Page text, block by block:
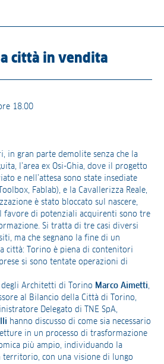
città in vendita
18.00
in gran parte demolite senza che la
l’area ex Osi-Ghia, dove il progetto
e nell’attesa sono state insediate
Fablab), e la Cavallerizza Reale,
è stato bloccato sul nascere,
favore di potenziali acquirenti sono tre
Si tratta di tre casi diversi
ma che segnano la fine di un
città: Torino è piena di contenitori
si sono tentate operazioni di
degli Architetti di Torino Marco Aimetti
al Bilancio della Città di Torino,
Delegato di TNE SpA,
hanno discusso di come sia necessario
in un processo di trasformazione
più ampio, individuando la
territorio, con una visione di lungo